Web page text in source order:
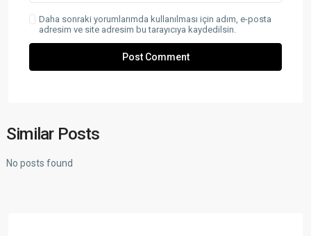
Daha sonraki yorumlarımda kullanılması için adım, e-posta
adresim ve site adresim bu tarayıcıya kaydedilsin.
Similar Posts
No posts found